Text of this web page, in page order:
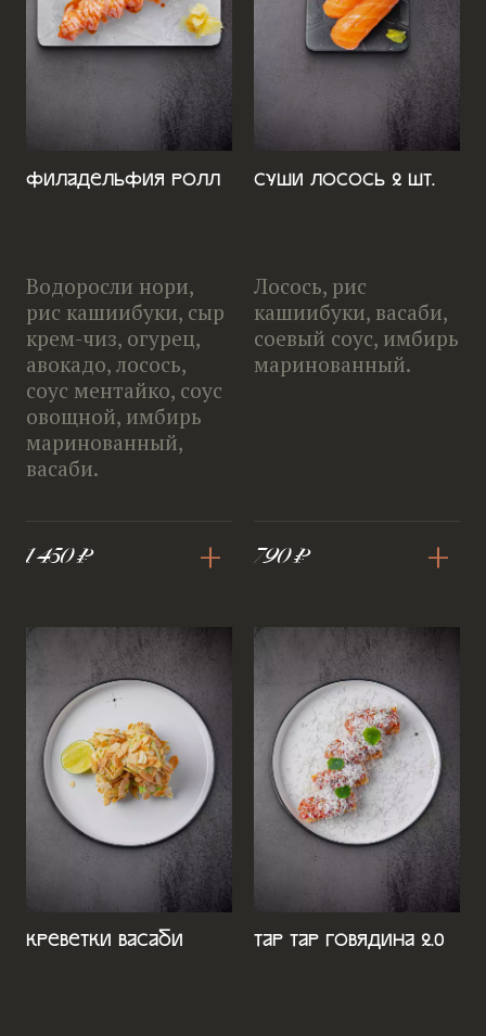
Филадельфия ролл
Водоросли нори,
рис кашиибуки, сыр
крем-чиз, огурец,
авокадо, лосось,
соус ментайко, соус
овощной, имбирь
маринованный,
васаби.
1 450 ₽ +
Суши Лосось 2 шт.
Лосось, рис
кашиибуки, васаби,
соевый соус, имбирь
маринованный.
790 ₽ +
Креветки васаби Тар Тар Говядина 2.0